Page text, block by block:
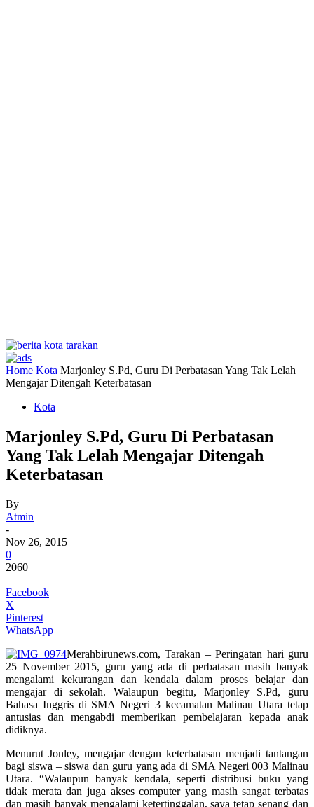
Home Kota Marjonley S.Pd, Guru Di Perbatasan Yang Tak Lelah
Mengajar Ditengah Keterbatasan
Kota
Marjonley S.Pd, Guru Di Perbatasan
Yang Tak Lelah Mengajar Ditengah
Keterbatasan
By
Atmin
-
Nov 26, 2015
0
2060
Facebook
X
Pinterest
WhatsApp
Merahbirunews.com, Tarakan – Peringatan hari guru
25 November 2015, guru yang ada di perbatasan masih banyak
mengalami kekurangan dan kendala dalam proses belajar dan
mengajar di sekolah. Walaupun begitu, Marjonley S.Pd, guru
Bahasa Inggris di SMA Negeri 3 kecamatan Malinau Utara tetap
antusias dan mengabdi memberikan pembelajaran kepada anak
didiknya.
Menurut Jonley, mengajar dengan keterbatasan menjadi tantangan
bagi siswa – siswa dan guru yang ada di SMA Negeri 003 Malinau
Utara. “Walaupun banyak kendala, seperti distribusi buku yang
tidak merata dan juga akses computer yang masih sangat terbatas
dan masih banyak mengalami ketertinggalan, saya tetap senang dan